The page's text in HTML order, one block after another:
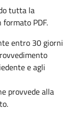
tutta la
PDF.
entro 30 giorni
e agli
provvede alla